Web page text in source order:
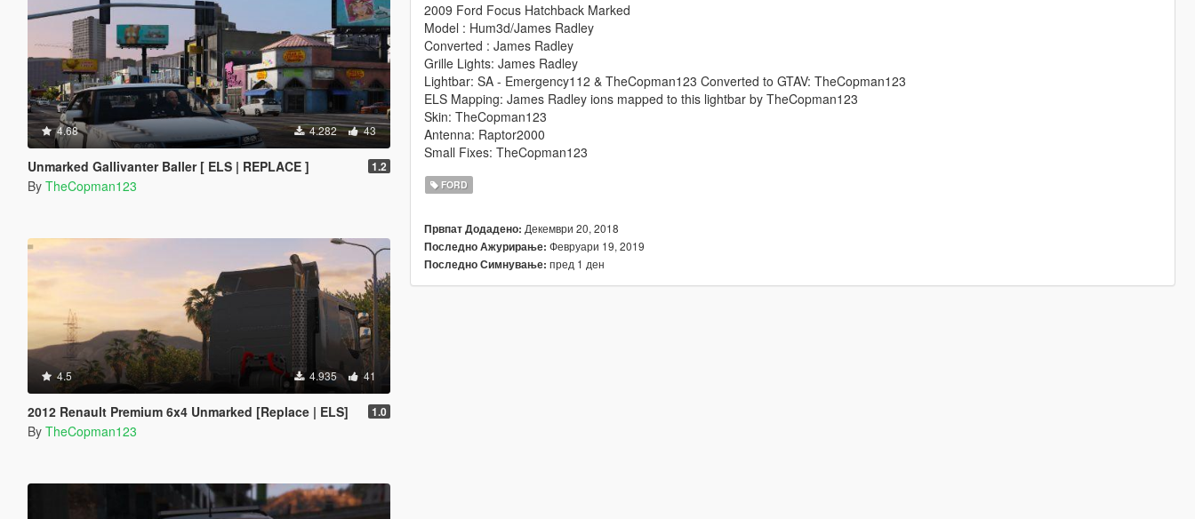
4.68 4.282 43
Unmarked Gallivanter Baller [ ELS | REPLACE ] 1.2
By TheCopman123
4.5 4.935 41
2012 Renault Premium 6x4 Unmarked [Replace | ELS] 1.0
By TheCopman123
2009 Ford Focus Hatchback Marked
Model : Hum3d/James Radley
Converted : James Radley
Grille Lights: James Radley
Lightbar: SA - Emergency112 & TheCopman123 Converted to GTAV: TheCopman123
ELS Mapping: James Radley ions mapped to this lightbar by TheCopman123
Skin: TheCopman123
Antenna: Raptor2000
Small Fixes: TheCopman123
FORD
Првпат Додадено: Декември 20, 2018
Последно Ажурирање: Февруари 19, 2019
Последно Симнување: пред 1 ден